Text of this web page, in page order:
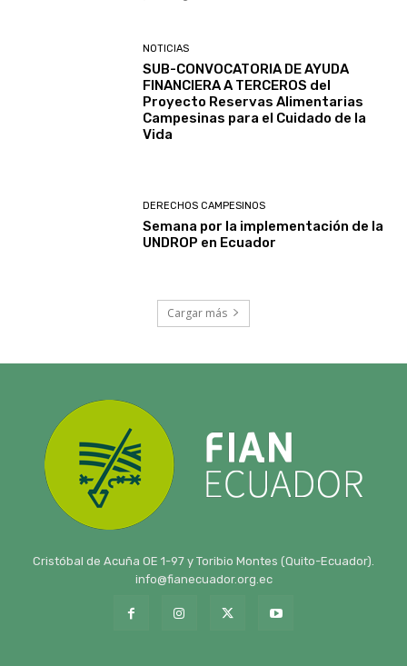
NOTICIAS
SUB-CONVOCATORIA DE AYUDA
FINANCIERA A TERCEROS del
Proyecto Reservas Alimentarias
Campesinas para el Cuidado de la
Vida
DERECHOS CAMPESINOS
Semana por la implementación de la
UNDROP en Ecuador
Cargar más
Cristóbal de Acuña OE 1-97 y Toribio Montes (Quito-Ecuador).
info@fianecuador.org.ec